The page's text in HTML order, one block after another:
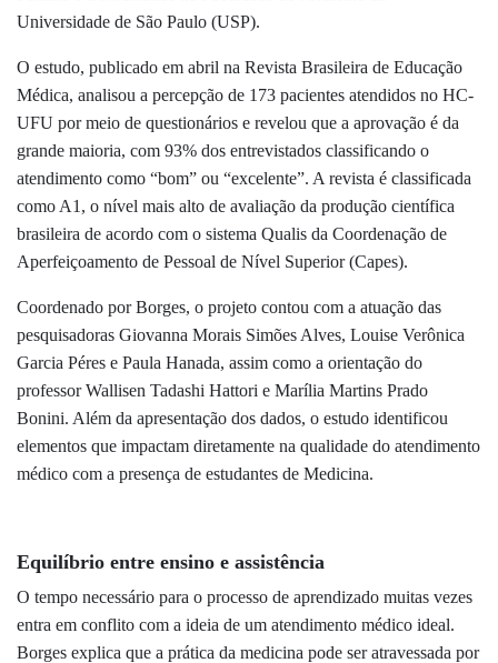
Universidade de São Paulo (USP).
O estudo, publicado em abril na Revista Brasileira de Educação
Médica, analisou a percepção de 173 pacientes atendidos no HC-
UFU por meio de questionários e revelou que a aprovação é da
grande maioria, com 93% dos entrevistados classificando o
atendimento como “bom” ou “excelente”. A revista é classificada
como A1, o nível mais alto de avaliação da produção científica
brasileira de acordo com o sistema Qualis da Coordenação de
Aperfeiçoamento de Pessoal de Nível Superior (Capes).
Coordenado por Borges, o projeto contou com a atuação das
pesquisadoras Giovanna Morais Simões Alves, Louise Verônica
Garcia Péres e Paula Hanada, assim como a orientação do
professor Wallisen Tadashi Hattori e Marília Martins Prado
Bonini. Além da apresentação dos dados, o estudo identificou
elementos que impactam diretamente na qualidade do atendimento
médico com a presença de estudantes de Medicina.
Equilíbrio entre ensino e assistência
O tempo necessário para o processo de aprendizado muitas vezes
entra em conflito com a ideia de um atendimento médico ideal.
Borges explica que a prática da medicina pode ser atravessada por